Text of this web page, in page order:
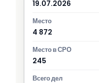
19.07.2026
4 872
245